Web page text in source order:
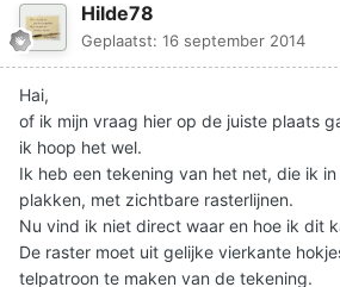
Hilde78
Geplaatst: 16 september 2014
Hai,
of ik mijn vraag hier op de juiste plaats
ik hoop het wel.
Ik heb een tekening van het net, die ik
plakken, met zichtbare rasterlijnen.
Nu vind ik niet direct waar en hoe ik dit
De raster moet uit gelijke vierkante
telpatroon te maken van de tekening.